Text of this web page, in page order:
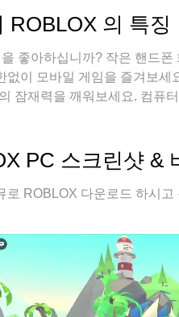
ROBLOX 의 특징
좋아하십니까? 작은 핸드
없이 모바일 게임을 즐겨보
잠재력을 깨워보세요. 컴퓨
마음껏 즐길수 있습니다; 미
PC 스크린샷 &
로 ROBLOX 다운로드 하시